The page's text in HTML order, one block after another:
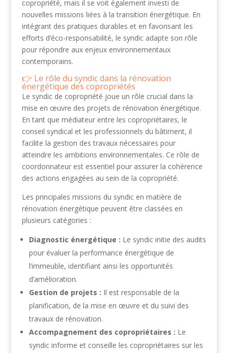
copropriété, mais il se voit également investi de
nouvelles missions liées à la transition énergétique. En
intégrant des pratiques durables et en favorisant les
efforts d’éco-responsabilité, le syndic adapte son rôle
pour répondre aux enjeux environnementaux
contemporains.
Le rôle du syndic dans la rénovation
énergétique des copropriétés
Le syndic de copropriété joue un rôle crucial dans la
mise en œuvre des projets de rénovation énergétique.
En tant que médiateur entre les copropriétaires, le
conseil syndical et les professionnels du bâtiment, il
facilite la gestion des travaux nécessaires pour
atteindre les ambitions environnementales. Ce rôle de
coordonnateur est essentiel pour assurer la cohérence
des actions engagées au sein de la copropriété.
Les principales missions du syndic en matière de
rénovation énergétique peuvent être classées en
plusieurs catégories :
Diagnostic énergétique : Le syndic initie des audits
pour évaluer la performance énergétique de
l’immeuble, identifiant ainsi les opportunités
d’amélioration.
Gestion de projets : Il est responsable de la
planification, de la mise en œuvre et du suivi des
travaux de rénovation.
Accompagnement des copropriétaires : Le
syndic informe et conseille les copropriétaires sur les